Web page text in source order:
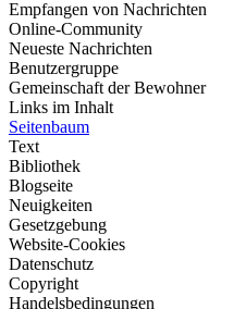
Empfangen von Nachrichten
Online-Community
Neueste Nachrichten
Benutzergruppe
Gemeinschaft der Bewohner
Links im Inhalt
Seitenbaum
Text
Bibliothek
Blogseite
Neuigkeiten
Gesetzgebung
Website-Cookies
Datenschutz
Copyright
Handelsbedingungen